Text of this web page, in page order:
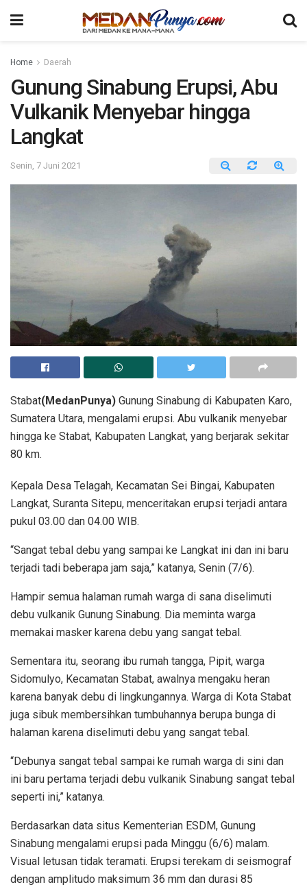
Home Daerah
Gunung Sinabung Erupsi, Abu
Vulkanik Menyebar hingga
Langkat
Senin, 7 Juni 2021
Stabat(MedanPunya) Gunung Sinabung di Kabupaten Karo,
Sumatera Utara, mengalami erupsi. Abu vulkanik menyebar
hingga ke Stabat, Kabupaten Langkat, yang berjarak sekitar
80 km.
Kepala Desa Telagah, Kecamatan Sei Bingai, Kabupaten
Langkat, Suranta Sitepu, menceritakan erupsi terjadi antara
pukul 03.00 dan 04.00 WIB.
“Sangat tebal debu yang sampai ke Langkat ini dan ini baru
terjadi tadi beberapa jam saja,” katanya, Senin (7/6).
Hampir semua halaman rumah warga di sana diselimuti
debu vulkanik Gunung Sinabung. Dia meminta warga
memakai masker karena debu yang sangat tebal.
Sementara itu, seorang ibu rumah tangga, Pipit, warga
Sidomulyo, Kecamatan Stabat, awalnya mengaku heran
karena banyak debu di lingkungannya. Warga di Kota Stabat
juga sibuk membersihkan tumbuhannya berupa bunga di
halaman karena diselimuti debu yang sangat tebal.
“Debunya sangat tebal sampai ke rumah warga di sini dan
ini baru pertama terjadi debu vulkanik Sinabung sangat tebal
seperti ini,” katanya.
Berdasarkan data situs Kementerian ESDM, Gunung
Sinabung mengalami erupsi pada Minggu (6/6) malam.
Visual letusan tidak teramati. Erupsi terekam di seismograf
dengan amplitudo maksimum 36 mm dan durasi 85